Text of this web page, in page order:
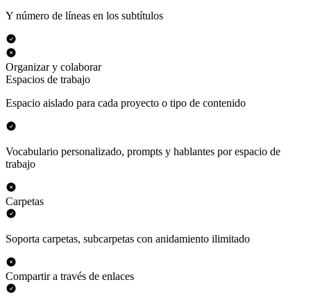
Y número de líneas en los subtítulos
Organizar y colaborar
Espacios de trabajo
Espacio aislado para cada proyecto o tipo de contenido
Vocabulario personalizado, prompts y hablantes por espacio de
trabajo
Carpetas
Soporta carpetas, subcarpetas con anidamiento ilimitado
Compartir a través de enlaces